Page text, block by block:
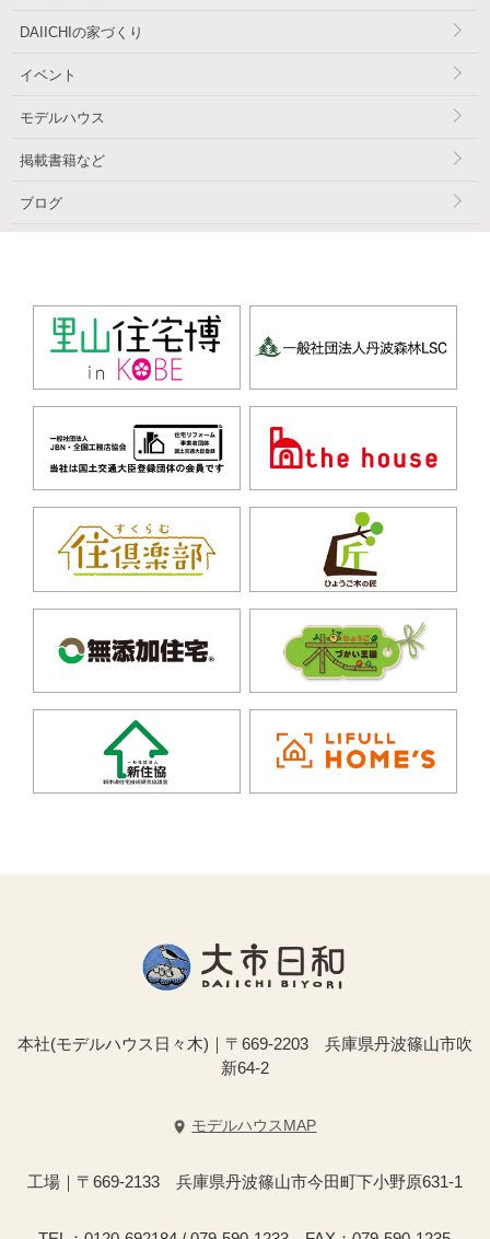
DAIICHIの家づくり
イベント
モデルハウス
掲載書籍など
ブログ
本社(モデルハウス日々木)｜〒669-2203 兵庫県丹波篠山市吹
新64-2
モデルハウスMAP
工場｜〒669-2133 兵庫県丹波篠山市今田町下小野原631-1